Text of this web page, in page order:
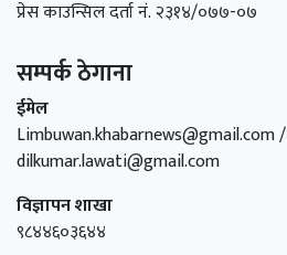
प्रेस काउन्सिल दर्ता नं. २३१४/०७७-०७
सम्पर्क ठेगाना
ईमेल
Limbuwan.khabarnews@gmail.com /
dilkumar.lawati@gmail.com
विज्ञापन शाखा
९८४४६०३६४४